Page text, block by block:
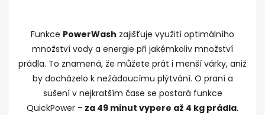
Funkce PowerWash zajišťuje využití optimálního
množství vody a energie při jakémkoliv množství
prádla. To znamená, že můžete prát i menší várky, aniž
by docházelo k nežádoucímu plýtvání. O praní a
sušení v nejkratším čase se postará funkce
QuickPower – za 49 minut vypere až 4 kg prádla.